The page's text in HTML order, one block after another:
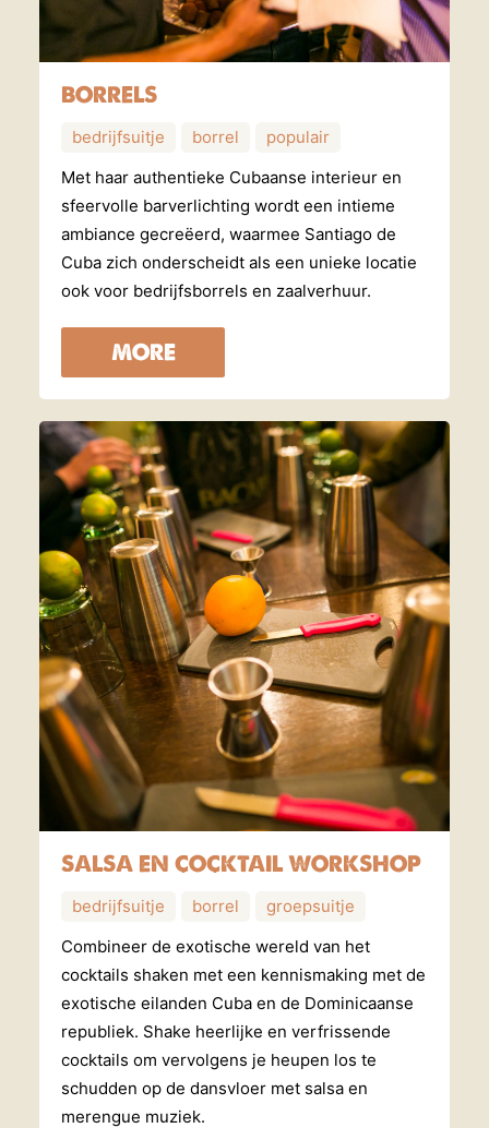
BORRELS
bedrijfsuitje borrel
populair
Met haar authentieke Cubaanse interieur en
sfeervolle barverlichting wordt een intieme
ambiance gecreëerd, waarmee Santiago de
Cuba zich onderscheidt als een unieke locatie
ook voor bedrijfsborrels en zaalverhuur.
MORE
SALSA EN COCKTAIL WORKSHOP
bedrijfsuitje borrel
groepsuitje
Combineer de exotische wereld van het
cocktails shaken met een kennismaking met de
exotische eilanden Cuba en de Dominicaanse
republiek. Shake heerlijke en verfrissende
cocktails om vervolgens je heupen los te
schudden op de dansvloer met salsa en
merengue muziek.